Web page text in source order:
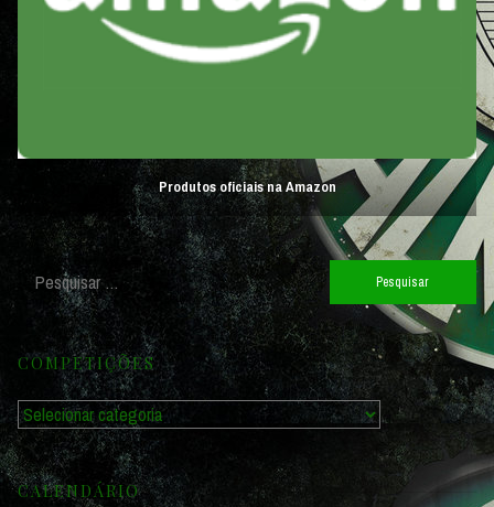
Produtos oficiais na Amazon
Pesquisar
por:
COMPETIÇÕES
Competições
CALENDÁRIO